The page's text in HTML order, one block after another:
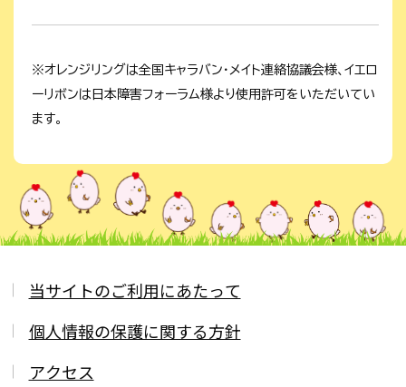
※オレンジリングは全国キャラバン・メイト連絡協議会様、イエロ
ーリボンは日本障害フォーラム様より使用許可をいただいてい
ます。
当サイトのご利用にあたって
個人情報の保護に関する方針
アクセス